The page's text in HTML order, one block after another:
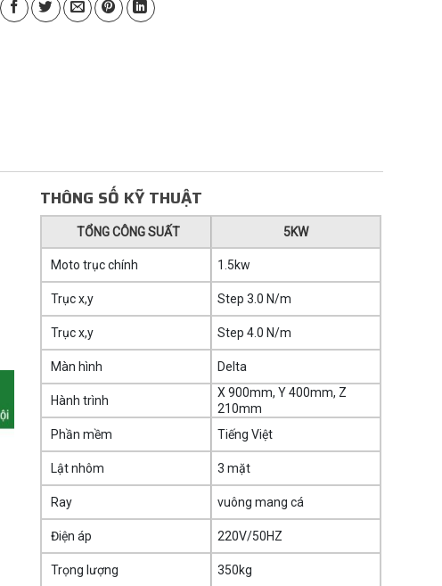
THÔNG SỐ KỸ THUẬT
TỔNG CÔNG SUẤT 5KW
Moto trục chính 1.5kw
Trục x,y Step 3.0 N/m
Trục x,y Step 4.0 N/m
Màn hình Delta
Hành trình
X 900mm, Y 400mm, Z
210mm
Phần mềm
Tiếng Việt
Lật nhôm 3 mặt
Ray vuông mang cá
Điện áp 220V/50HZ
Trọng lượng 350kg